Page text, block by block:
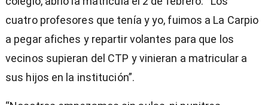
cuatro profesores que tenía y yo, fuimos a La Carpio
a pegar afiches y repartir volantes para que los
vecinos supieran del CTP y vinieran a matricular a
sus hijos en la institución”.